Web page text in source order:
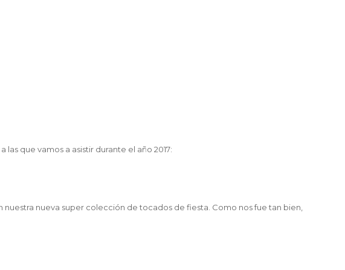
que vamos a asistir durante el año 2017:
nueva super colección de tocados de fiesta. Como nos fue tan bien,